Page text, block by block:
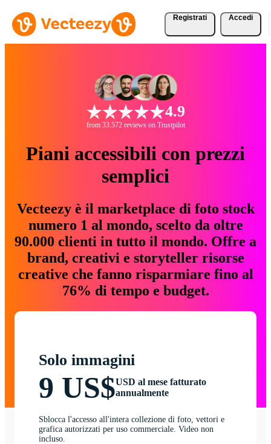
Registrati Accedi
4.9
from 33.572 reviews on Trustpilot
Piani accessibili con prezzi
semplici
Vecteezy è il marketplace di foto stock
numero 1 al mondo, scelto da oltre
90.000 clienti in tutto il mondo. Offre a
brand, creativi e storyteller risorse
creative che fanno risparmiare fino al
76% di tempo e budget.
Solo immagini
9 US$USD al mese fatturato
annualmente
Sblocca l'accesso all'intera collezione di foto, vettori e
grafica autorizzati per uso commerciale. Video non
incluso.